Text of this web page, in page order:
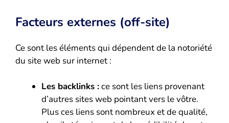
Facteurs externes (off-site)
Ce sont les éléments qui dépendent de la notoriété
du site web sur internet :
Les backlinks :ce sont les liens provenant
d’autres sites web pointant vers le vôtre.
Plus ces liens sont nombreux et de qualité,